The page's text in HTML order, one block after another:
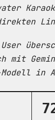
mit
Modell